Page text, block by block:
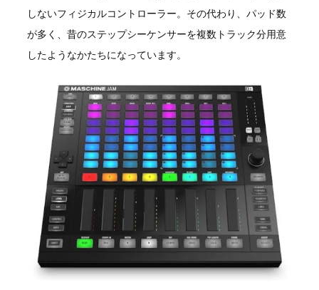
しないフィジカルコントローラー。その代わり、パッド数
が多く、昔のステップシーケンサーを複数トラック分用意
したようなかたちになっています。